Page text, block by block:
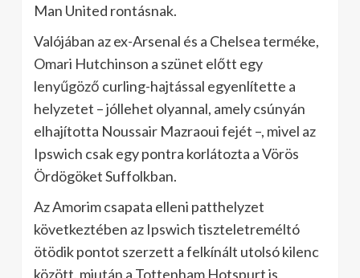
Man United rontásnak.
Valójában az ex-Arsenal és a Chelsea terméke,
Omari Hutchinson a szünet előtt egy
lenyűgöző curling-hajtással egyenlítette a
helyzetet – jóllehet olyannal, amely csúnyán
elhajította Noussair Mazraoui fejét –, mivel az
Ipswich csak egy pontra korlátozta a Vörös
Ördögöket Suffolkban.
Az Amorim csapata elleni patthelyzet
következtében az Ipswich tiszteletreméltó
ötödik pontot szerzett a felkínált utolsó kilenc
között, miután a Tottenham Hotspurt is